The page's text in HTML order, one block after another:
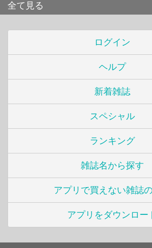
全て見る
ログイン
ヘルプ
新着雑誌
スペシャル
ランキング
雑誌名から探す
アプリで買えない雑誌
アプリをダウンロー